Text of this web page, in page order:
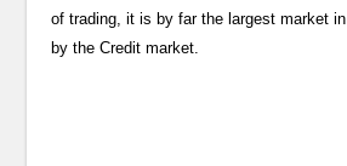
of trading, it is by far the largest market
by the Credit market.